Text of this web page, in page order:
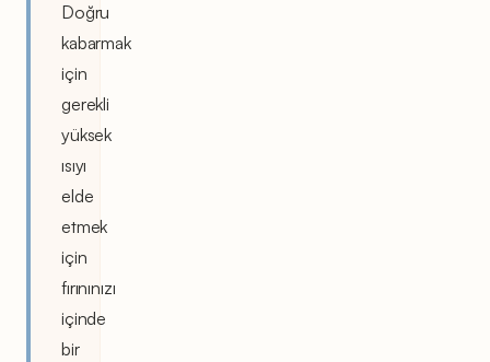
Doğru
kabarmak
için
gerekli
yüksek
ısıyı
elde
etmek
için
fırınınızı
içinde
bir